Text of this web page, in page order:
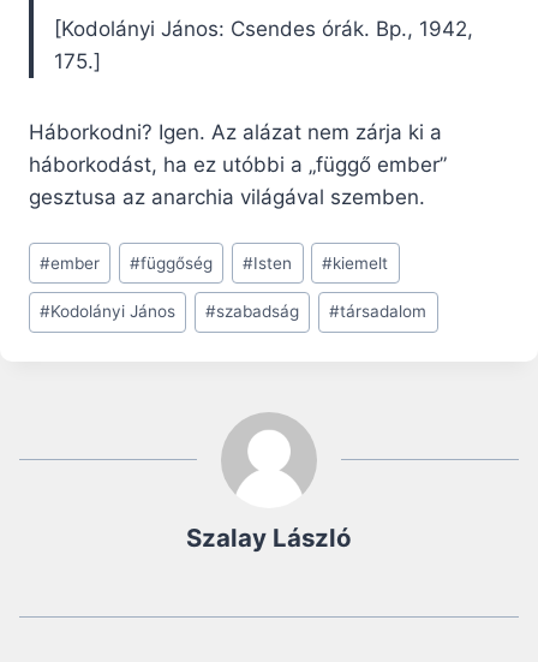
[Kodolányi János: Csendes órák. Bp., 1942,
175.]
Háborkodni? Igen. Az alázat nem zárja ki a
háborkodást, ha ez utóbbi a „függő ember”
gesztusa az anarchia világával szemben.
Post
Tags:
#ember #függőség #Isten #kiemelt
#Kodolányi János #szabadság #társadalom
Szalay László